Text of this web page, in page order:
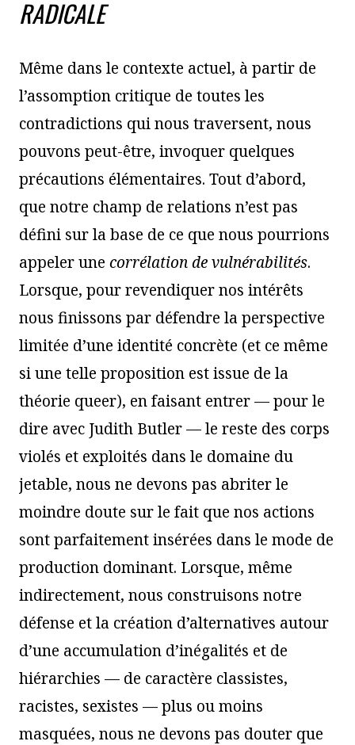
RADICALE
Même dans le contexte actuel, à partir de
l’assomption critique de toutes les
contradictions qui nous traversent, nous
pouvons peut-être, invoquer quelques
précautions élémentaires. Tout d’abord,
que notre champ de relations n’est pas
défini sur la base de ce que nous pourrions
appeler une corrélation de vulnérabilités.
Lorsque, pour revendiquer nos intérêts
nous finissons par défendre la perspective
limitée d’une identité concrète (et ce même
si une telle proposition est issue de la
théorie queer), en faisant entrer — pour le
dire avec Judith Butler — le reste des corps
violés et exploités dans le domaine du
jetable, nous ne devons pas abriter le
moindre doute sur le fait que nos actions
sont parfaitement insérées dans le mode de
production dominant. Lorsque, même
indirectement, nous construisons notre
défense et la création d’alternatives autour
d’une accumulation d’inégalités et de
hiérarchies — de caractère classistes,
racistes, sexistes — plus ou moins
masquées, nous ne devons pas douter que